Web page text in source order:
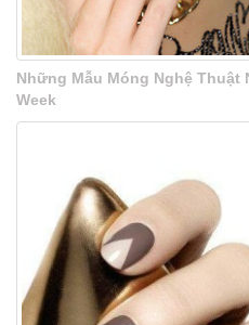
Những Mẫu Móng Nghệ Thuật
Week